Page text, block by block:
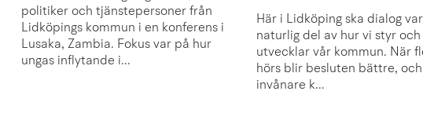
politiker och tjänstepersoner från
Lidköpings kommun i en konferens i
Lusaka, Zambia. Fokus var på hur
ungas inflytande i...
Här i Lidköping ska dialog
naturlig del av hur vi styr och
utvecklar vår kommun. När
hörs blir besluten bättre,
invånare k...